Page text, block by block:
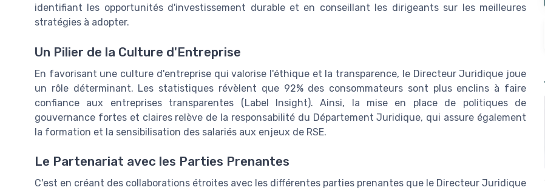
identifiant les opportunités d'investissement durable et en conseillant les dirigeants sur les meilleures
stratégies à adopter.
Un Pilier de la Culture d'Entreprise
En favorisant une culture d'entreprise qui valorise l'éthique et la transparence, le Directeur Juridique joue
un rôle déterminant. Les statistiques révèlent que 92% des consommateurs sont plus enclins à faire
confiance aux entreprises transparentes (Label Insight). Ainsi, la mise en place de politiques de
gouvernance fortes et claires relève de la responsabilité du Département Juridique, qui assure également
la formation et la sensibilisation des salariés aux enjeux de RSE.
Le Partenariat avec les Parties Prenantes
C'est en créant des collaborations étroites avec les différentes parties prenantes que le Directeur Juridique